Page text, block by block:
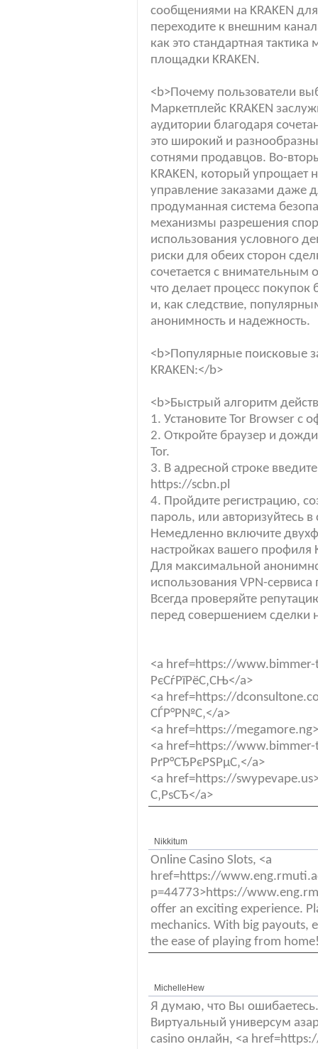
сообщениями на KRAKEN
переходите к внешним
как это стандартная
площадки KRAKEN.
<b>Почему пользователи
Маркетплейс KRAKEN
аудитории благодаря
это широкий и
сотнями продавцов. Во-
KRAKEN, который упрощает
управление заказами даже
продуманная система
механизмы разрешения
использования условного
риски для обеих сторон
сочетается с внимательным
что делает процесс
и, как следствие,
анонимность и надежность.
<b>Популярные поисковые
KRAKEN:</b>
<b>Быстрый алгоритм
1. Установите Tor Browser с
2. Откройте браузер и
Tor.
3. В адресной строке
https://scbn.pl
4. Пройдите регистрацию,
пароль, или авторизуйтесь в
Немедленно включите
настройках вашего профиля
Для максимальной
использования VPN-
Всегда проверяйте
перед совершением сделки
<a href=https://www.bimmer-
РєСѓРїРёС‚СЊ</a>
<a href=https://
СЃР°Р№С‚</a>
<a href=https://
<a href=https://www.bimmer-
РґР°СЂРєРЅРµС‚</a>
<a href=https://
С‚РѕСЂ</a>
Nikkitum
Online Casino Slots, <a
href=https://
p=44773>https://
offer an exciting experience.
mechanics. With big payouts,
the ease of playing from
MichelleHew
Я думаю, что Вы
Виртуальный универсум
casino онлайн, <a